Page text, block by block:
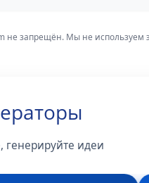
не запрещён. Мы не
генерируйте идеи